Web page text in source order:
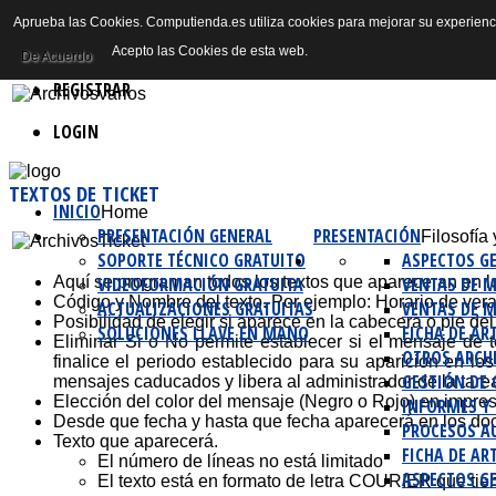
Sobre Nosotros
REGISTRAR
LOGIN
INICIOHome
PRESENTACIÓNFilosofía
PRESENTACIÓN GENERAL
SOPORTE TÉCNICO GRATUITO
VIDEOFORMACIÓN GRATUITA
ACTUALIZACIONES GRATUITAS
SOLUCIONES LLAVE EN MANO
ASPECTOS
VENTAS DE
VENTAS DE
FICHA DE
OTROS
GESTIÓN DE
INFORMES Y
PROCESOS
FICHA DE
ASPECTOS
EDICIÓN BÁSICA - OTROS ARCHIVOS
TEXTOS DE TICKET
Aquí se programan todos los textos que apareceran en
Código y Nombre del texto. Por ejemplo: Horario de
Posibilidad de elegir si aparece en la cabecera o pie
Eliminar Si o No permite establecer si el mensaje de
finalice el periodo establecido para su aparición en
mensajes caducados y libera al administrador de la
Elección del color del mensaje (Negro o Rojo) en
Desde que fecha y hasta que fecha aparecerá en los
Texto que aparecerá.
El número de líneas no está limitado
El texto está en formato de letra COURIER que
Aprueba las Cookies. Computienda.es utiliza cookies para mejorar su
Acepto las Cookies de esta web.
De Acuerdo